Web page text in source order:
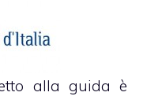
alla guida è